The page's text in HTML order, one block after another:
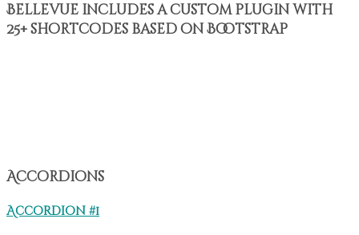
Bellevue includes a custom plugin with
25+ shortcodes based on Bootstrap
Accordions
Accordion #1